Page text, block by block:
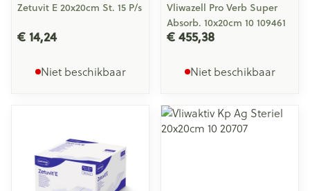
Zetuvit E 20x20cm St. 15 P/s
€ 14,24
Niet beschikbaar
Vliwazell Pro Verb Super
Absorb. 10x20cm 10 109461
€ 455,38
Niet beschikbaar